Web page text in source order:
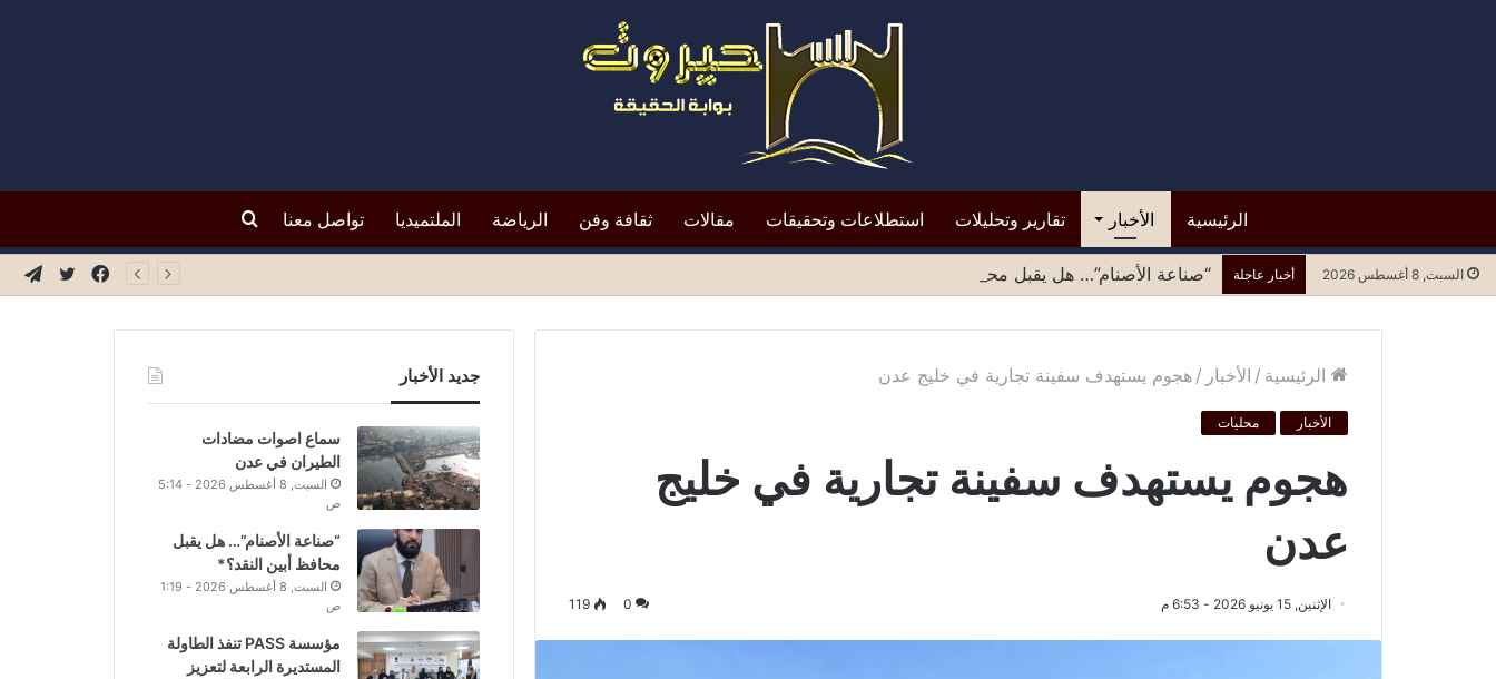
الرئيسية الأخبار تقارير وتحليلات استطلاعات وتحقيقات مقالات ثقافة وفن الرياضة الملتميديا تواصل معنا بحث
السبت, 8 أغسطس 2026 أخبار عاجلة “صناعة الأصنام”… هل يقبل محافظ أبين النقد؟* تويتر
فيسبوك
الرئيسية / الأخبار / هجوم يستهدف سفينة تجارية في خليج عدن
الأخبار محليات
هجوم يستهدف سفينة تجارية في خليج
عدن
الإثنين, 15 يونيو 2026 - 6:53 م 0
119
جديد الأخبار
سماع اصوات مضادات
الطيران في عدن
السبت, 8 أغسطس 2026 - 5:14
ص
“صناعة الأصنام”… هل يقبل
محافظ أبين النقد؟*
السبت, 8 أغسطس 2026 - 1:19
ص
مؤسسة PASS تنفذ الطاولة
المستديرة الرابعة لتعزيز